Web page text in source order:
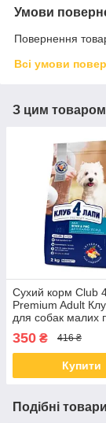
Умови
Повернення
Всі умови
З цим
Сухий корм Club
Premium Adult
для собак малих
350 ₴ 416 ₴
Купити
Подібні